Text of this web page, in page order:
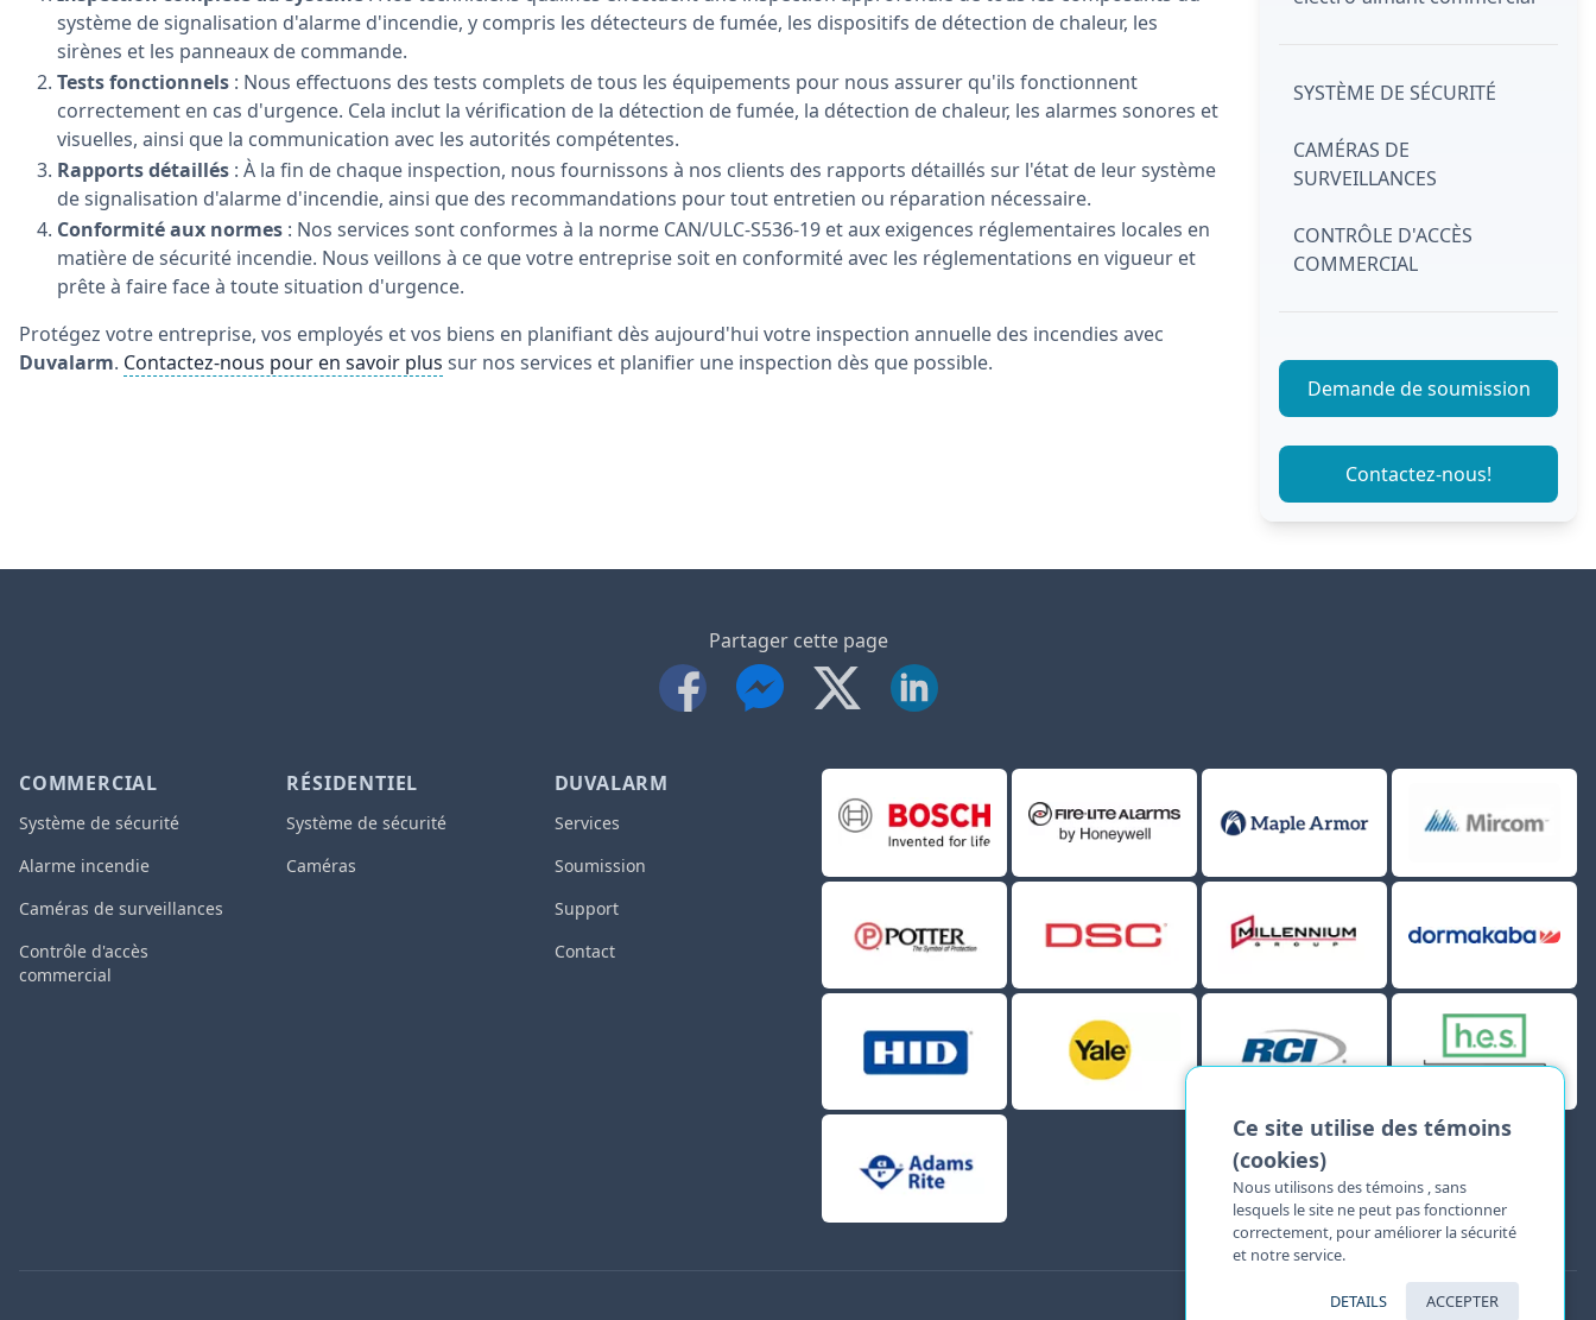
Ce site utilise des témoins
(cookies)
Nous utilisons des témoins , sans
lesquels le site ne peut pas fonctionner
correctement, pour améliorer la sécurité
et notre service.
DETAILS ACCEPTER
système de signalisation d'alarme d'incendie, y compris les détecteurs de fumée, les dispositifs de détection de chaleur, les
sirènes et les panneaux de commande.
Tests fonctionnels : Nous effectuons des tests complets de tous les équipements pour nous assurer qu'ils fonctionnent
correctement en cas d'urgence. Cela inclut la vérification de la détection de fumée, la détection de chaleur, les alarmes sonores et
visuelles, ainsi que la communication avec les autorités compétentes.
Rapports détaillés : À la fin de chaque inspection, nous fournissons à nos clients des rapports détaillés sur l'état de leur système
de signalisation d'alarme d'incendie, ainsi que des recommandations pour tout entretien ou réparation nécessaire.
Conformité aux normes : Nos services sont conformes à la norme CAN/ULC-S536-19 et aux exigences réglementaires locales en
matière de sécurité incendie. Nous veillons à ce que votre entreprise soit en conformité avec les réglementations en vigueur et
prête à faire face à toute situation d'urgence.
Protégez votre entreprise, vos employés et vos biens en planifiant dès aujourd'hui votre inspection annuelle des incendies avec
Duvalarm. Contactez-nous pour en savoir plus sur nos services et planifier une inspection dès que possible.
SYSTÈME DE SÉCURITÉ
CAMÉRAS DE
SURVEILLANCES
CONTRÔLE D'ACCÈS
COMMERCIAL
Demande de soumission
Contactez-nous!
Partager cette page
COMMERCIAL
Système de sécurité
Alarme incendie
Caméras de surveillances
Contrôle d'accès
commercial
RÉSIDENTIEL
Système de sécurité
Caméras
DUVALARM
Services
Soumission
Support
Contact